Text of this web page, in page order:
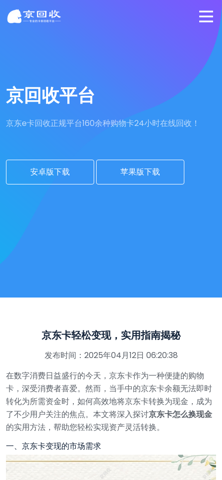
京回收平台
京东e卡回收正规平台160余种购物卡24小时在线回收！
安卓版下载 苹果版下载
京东卡轻松变现，实用指南揭秘
发布时间：2025年04月12日 06:20:38
在数字消费日益盛行的今天，京东卡作为一种便捷的购物
卡，深受消费者喜爱。然而，当手中的京东卡余额无法即时
转化为所需资金时，如何高效地将京东卡转换为现金，成为
了不少用户关注的焦点。本文将深入探讨京东卡怎么换现金
的实用方法，帮助您轻松实现资产灵活转换。
一、京东卡变现的市场需求